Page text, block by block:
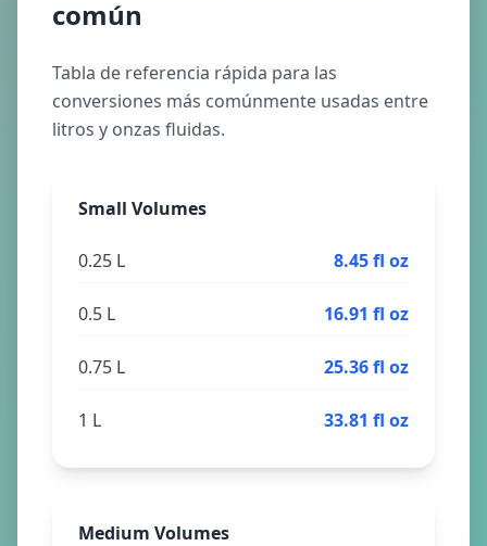
común
Tabla de referencia rápida para las
conversiones más comúnmente usadas entre
litros y onzas fluidas.
Small Volumes
0.25 L 8.45 fl oz
0.5 L 16.91 fl oz
0.75 L 25.36 fl oz
1 L 33.81 fl oz
Medium Volumes